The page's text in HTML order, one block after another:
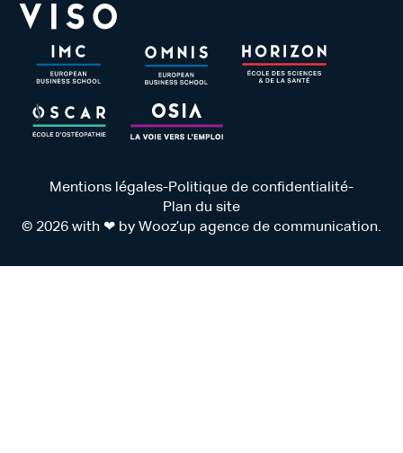
Mentions légales-Politique de confidentialité-
Plan du site
© 2026 with ❤ by Wooz’up agence de communication.